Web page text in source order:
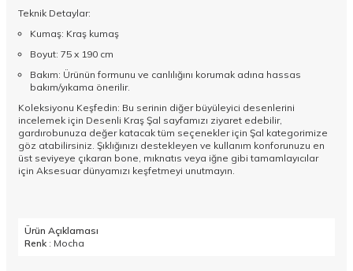
Teknik Detaylar:
Kumaş: Kraş kumaş
Boyut: 75 x 190 cm
Bakım: Ürünün formunu ve canlılığını korumak adına hassas
bakım/yıkama önerilir.
Koleksiyonu Keşfedin: Bu serinin diğer büyüleyici desenlerini
incelemek için Desenli Kraş Şal sayfamızı ziyaret edebilir,
gardırobunuza değer katacak tüm seçenekler için Şal kategorimize
göz atabilirsiniz. Şıklığınızı destekleyen ve kullanım konforunuzu en
üst seviyeye çıkaran bone, mıknatıs veya iğne gibi tamamlayıcılar
için Aksesuardünyamızı keşfetmeyi unutmayın.
Ürün Açıklaması
Renk : Mocha